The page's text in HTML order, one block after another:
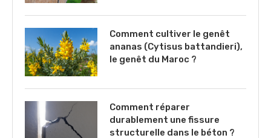
Comment cultiver le genêt
ananas (Cytisus battandieri),
le genêt du Maroc ?
Comment réparer
durablement une fissure
structurelle dans le béton ?